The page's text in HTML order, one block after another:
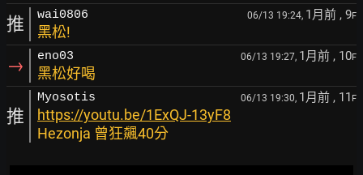
推 wai0806 06/13 19:24, 1月前 , 9F
黑松!
→ eno03 06/13 19:27, 1月前 , 10F
黑松好喝
推
Myosotis 06/13 19:30, 1月前 , 11 F
https://youtu.be/1ExQJ-13yF8
Hezonja 曾狂飆40分